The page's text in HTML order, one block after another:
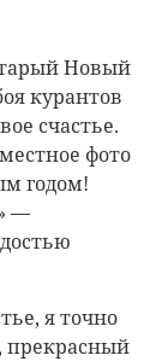
Новый
курантов
счастье.
фото
годом!
—
я точно
прекрасный